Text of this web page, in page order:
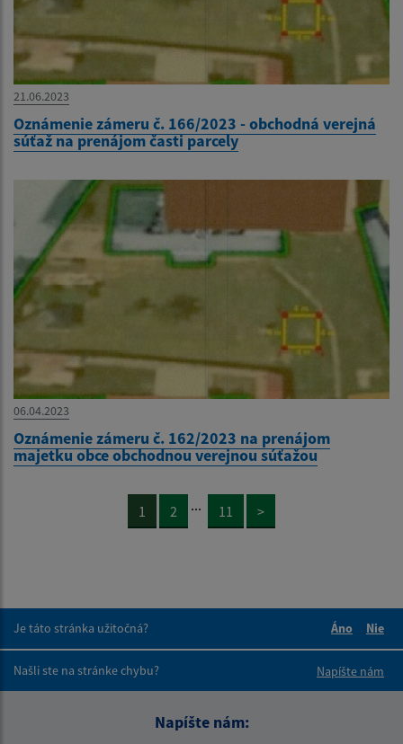
21.06.2023
Oznámenie zámeru č. 166/2023 - obchodná verejná
súťaž na prenájom časti parcely
06.04.2023
Oznámenie zámeru č. 162/2023 na prenájom
majetku obce obchodnou verejnou súťažou
1 2 ... 11 >
Je táto stránka užitočná?
Áno
Nie
Našli ste na stránke chybu?
Napíšte nám
Napíšte nám: